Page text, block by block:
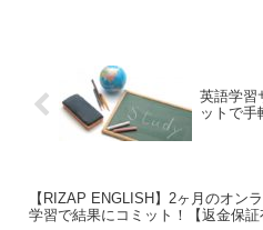
英語学習
ットで手
【RIZAP ENGLISH】2ヶ月のオン
学習で結果にコミット！【返金保証